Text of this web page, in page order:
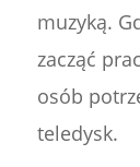
muzyką.
zacząć
osób
teledysk.